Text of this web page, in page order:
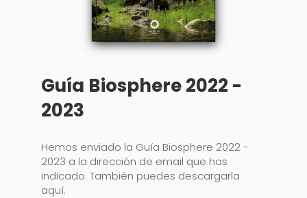
Guía Biosphere 2022 -
2023
Hemos enviado la Guía Biosphere 2022 -
2023 a la dirección de email que has
indicado. También puedes descargarla
aquí.